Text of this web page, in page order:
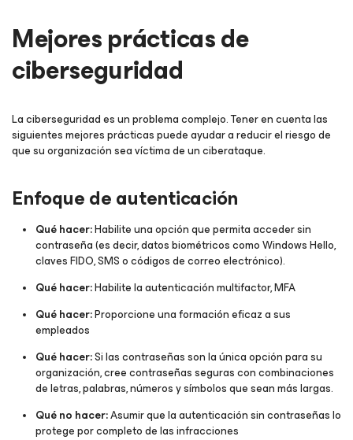
Mejores prácticas de
ciberseguridad
La ciberseguridad es un problema complejo. Tener en cuenta las
siguientes mejores prácticas puede ayudar a reducir el riesgo de
que su organización sea víctima de un ciberataque.
​​​​​Enfoque de autenticación
Qué hacer:Habilite una opción que permita acceder sin
contraseña (es decir, datos biométricos como Windows Hello,
claves FIDO, SMS o códigos de correo electrónico).
Qué hacer:Habilite la autenticación multifactor, MFA
Qué hacer:Proporcione una formación eficaz a sus
empleados
Qué hacer:Si las contraseñas son la única opción para su
organización, cree contraseñas seguras con combinaciones
de letras, palabras, números y símbolos que sean más largas.
Qué no hacer:Asumir que la autenticación sin contraseñas lo
protege por completo de las infracciones